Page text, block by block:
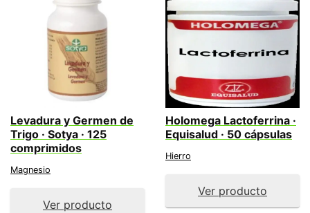
Levadura y Germen de
Trigo · Sotya · 125
comprimidos
Magnesio
Ver producto
Holomega Lactoferrina ·
Equisalud · 50 cápsulas
Hierro
Ver producto